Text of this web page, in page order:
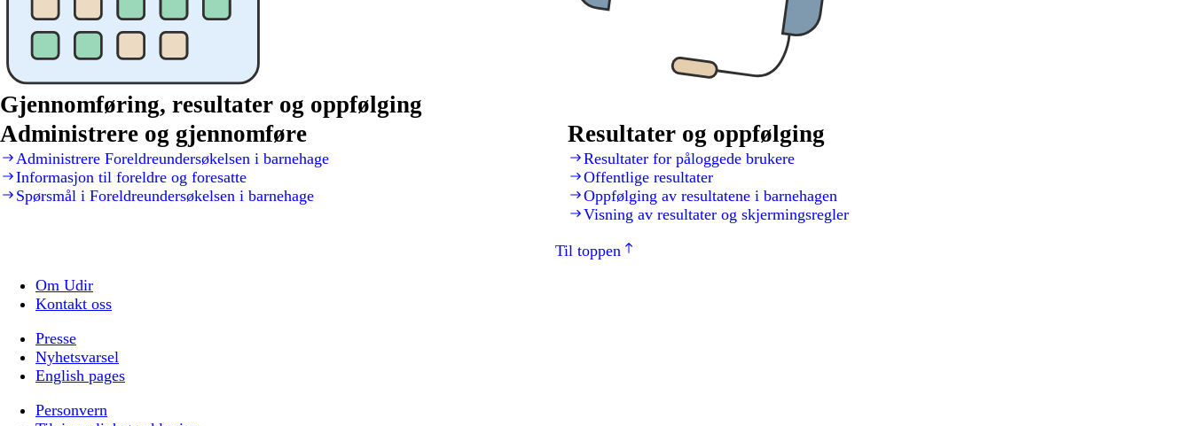
Gjennomføring, resultater og oppfølging
Administrere og gjennomføre
Administrere Foreldreundersøkelsen i barnehage
Informasjon til foreldre og foresatte
Spørsmål i Foreldreundersøkelsen i barnehage
Resultater og oppfølging
Resultater for påloggede brukere
Offentlige resultater
Oppfølging av resultatene i barnehagen
Visning av resultater og skjermingsregler
Til toppen
Om Udir
Kontakt oss
Presse
Nyhetsvarsel
English pages
Personvern